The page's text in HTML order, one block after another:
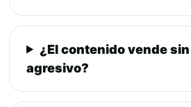
¿El contenido vende
agresivo?